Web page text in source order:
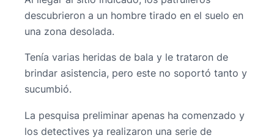
descubrieron a un hombre tirado en el suelo en
una zona desolada.
Tenía varias heridas de bala y le trataron de
brindar asistencia, pero este no soportó tanto y
sucumbió.
La pesquisa preliminar apenas ha comenzado y
los detectives ya realizaron una serie de